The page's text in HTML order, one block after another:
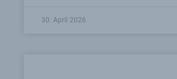
30. April 2026